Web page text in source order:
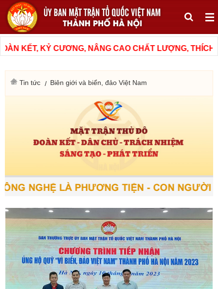
KẾT, KỶ CƯƠNG, NÂNG CAO CHẤT LƯỢNG, THÍCH
Tin tức Biên giới và biển, đảo Việt Nam
NGHỆ LÀ PHƯƠNG TIỆN - CON NGƯỜI